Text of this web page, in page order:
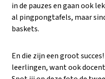
in de pauzes en gaan ook
al pingpongtafels, maar
baskets.
En die zijn een groot
leerlingen, want ook